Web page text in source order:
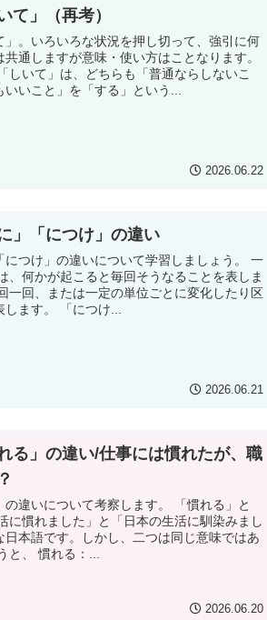
て」（再考）
。いろいろな状況を押し切って、強引に何
通しますが意味・使い方はことなります。
しいて」は、どちらも「普通ならしないこ
いこと」を「する」という...
2026.06.22
」「につけ」の違い
につけ」の違いについて学習しましょう。 一
、何かが起こると毎回そうなることを表しま
一回、または一定の単位ごとに変化したり区
ます。 「につけ...
2026.06.21
る」の違い/仕事には慣れたが、職
の違いについて考察します。 「慣れる」と
に慣れました」と「日本の生活に馴染みまし
日本語です。しかし、二つは同じ意味ではあ
と、 慣れる：...
2026.06.20